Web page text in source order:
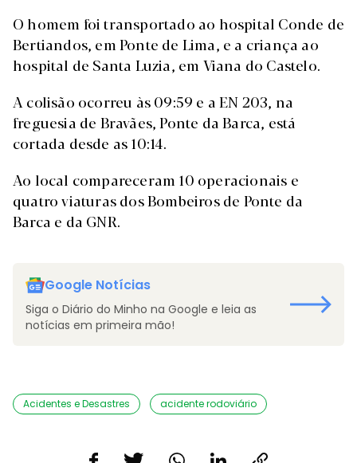
O homem foi transportado ao hospital Conde de
Bertiandos, em Ponte de Lima, e a criança ao
hospital de Santa Luzia, em Viana do Castelo.
A colisão ocorreu às 09:59 e a EN 203, na
freguesia de Bravães, Ponte da Barca, está
cortada desde as 10:14.
Ao local compareceram 10 operacionais e
quatro viaturas dos Bombeiros de Ponte da
Barca e da GNR.
Google Notícias
Siga o Diário do Minho na Google e leia as
notícias em primeira mão!
Acidentes e Desastres acidente rodoviário